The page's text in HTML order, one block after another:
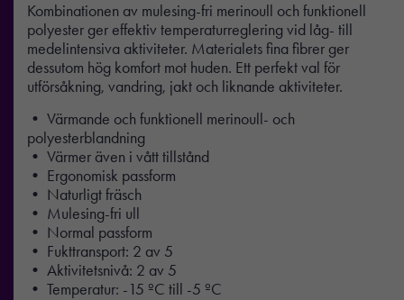
Kombinationen av mulesing-fri merinoull och funktionell
polyester ger effektiv temperaturreglering vid låg- till
medelintensiva aktiviteter. Materialets fina fibrer ger
dessutom hög komfort mot huden. Ett perfekt val för
utförsåkning, vandring, jakt och liknande aktiviteter.
• Värmande och funktionell merinoull- och
polyesterblandning
• Värmer även i vått tillstånd
• Ergonomisk passform
• Naturligt fräsch
• Mulesing-fri ull
• Normal passform
• Fukttransport: 2 av 5
• Aktivitetsnivå: 2 av 5
• Temperatur: -15 ºC till -5 ºC